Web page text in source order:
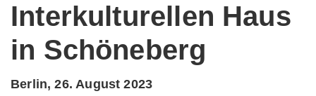
Interkulturellen Haus
in Schöneberg
Berlin, 26. August 2023